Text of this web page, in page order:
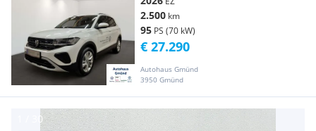
2.500 km
95 PS (70 kW)
Autohaus Gmünd
3950 Gmünd
€ 27.290